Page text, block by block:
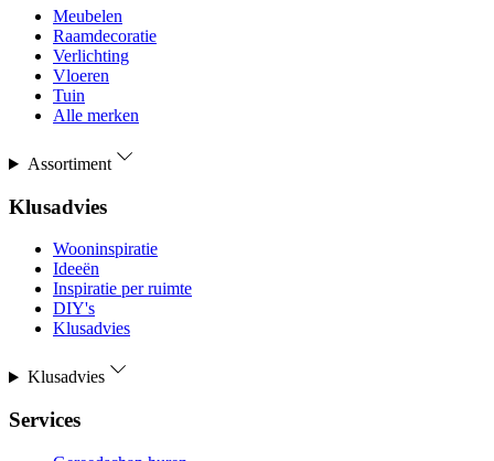
Meubelen
Raamdecoratie
Verlichting
Vloeren
Tuin
Alle merken
Assortiment
Klusadvies
Wooninspiratie
Ideeën
Inspiratie per ruimte
DIY's
Klusadvies
Klusadvies
Services